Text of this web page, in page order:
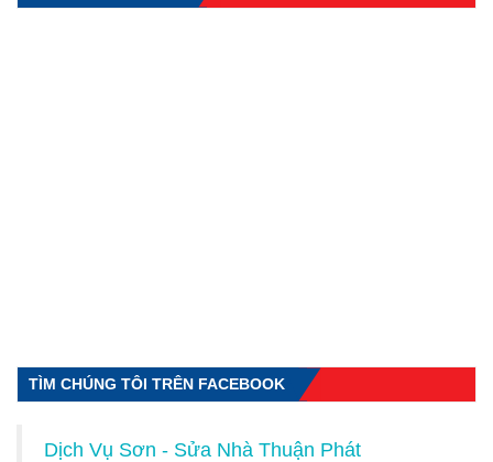
TÌM CHÚNG TÔI TRÊN FACEBOOK
Dịch Vụ Sơn - Sửa Nhà Thuận Phát